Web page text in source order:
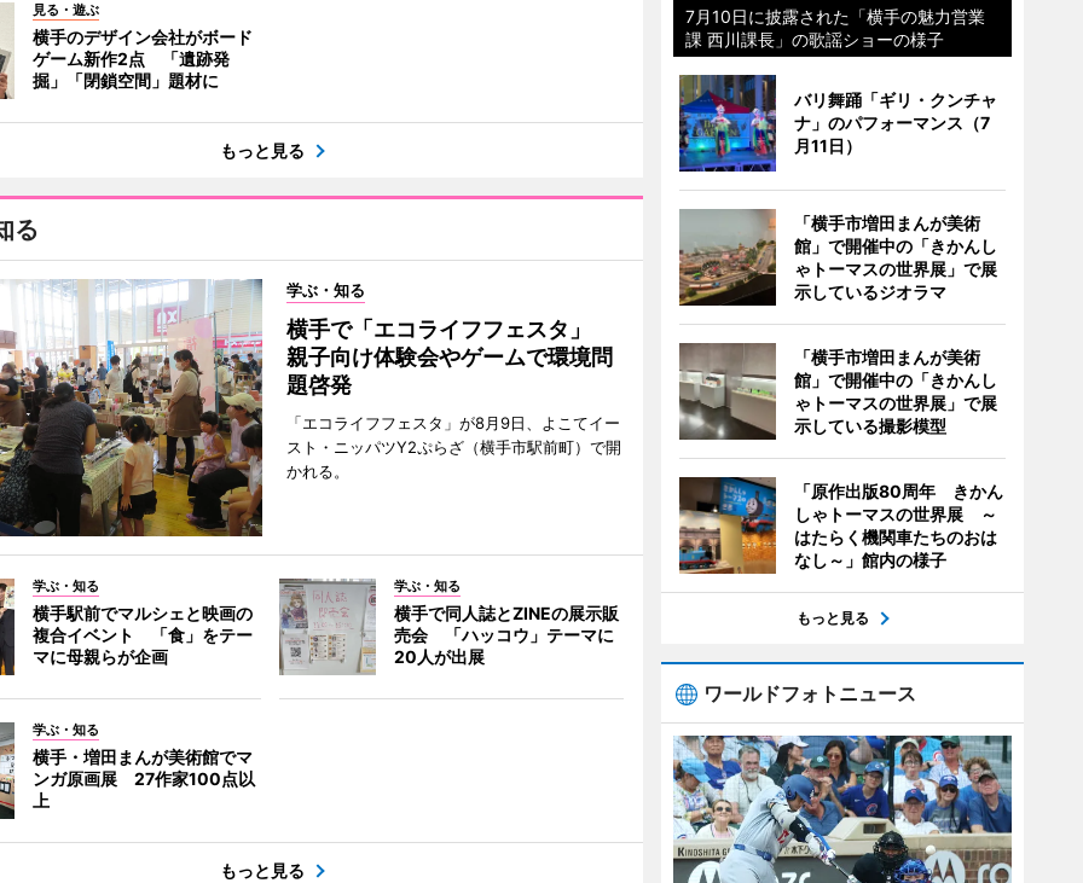
見る・遊ぶ
横手のデザイン会社がボード
ゲーム新作2点 「遺跡発
掘」「閉鎖空間」題材に
もっと見る
る
学ぶ・知る
横手で「エコライフフェスタ」
親子向け体験会やゲームで環境問
題啓発
「エコライフフェスタ」が8月9日、よこてイー
スト・ニッパツY2ぷらざ（横手市駅前町）で開
かれる。
学ぶ・知る
横手駅前でマルシェと映画の
複合イベント 「食」をテー
マに母親らが企画
学ぶ・知る
横手で同人誌とZINEの展示販
売会 「ハッコウ」テーマに
20人が出展
学ぶ・知る
横手・増田まんが美術館でマ
ンガ原画展 27作家100点以
上
もっと見る
7月10日に披露された「横手の魅力営業
課 西川課長」の歌謡ショーの様子
バリ舞踊「ギリ・クンチャ
ナ」のパフォーマンス（7
月11日）
「横手市増田まんが美術
館」で開催中の「きかんし
ゃトーマスの世界展」で展
示しているジオラマ
「横手市増田まんが美術
館」で開催中の「きかんし
ゃトーマスの世界展」で展
示している撮影模型
「原作出版80周年 きかん
しゃトーマスの世界展 ～
はたらく機関車たちのおは
なし～」館内の様子
もっと見る
ワールドフォトニュース